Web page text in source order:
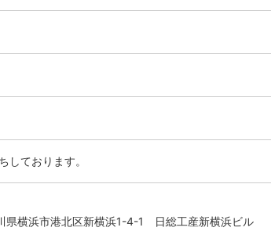
しております。
横浜市港北区新横浜1-4-1 日総工産新横浜ビル